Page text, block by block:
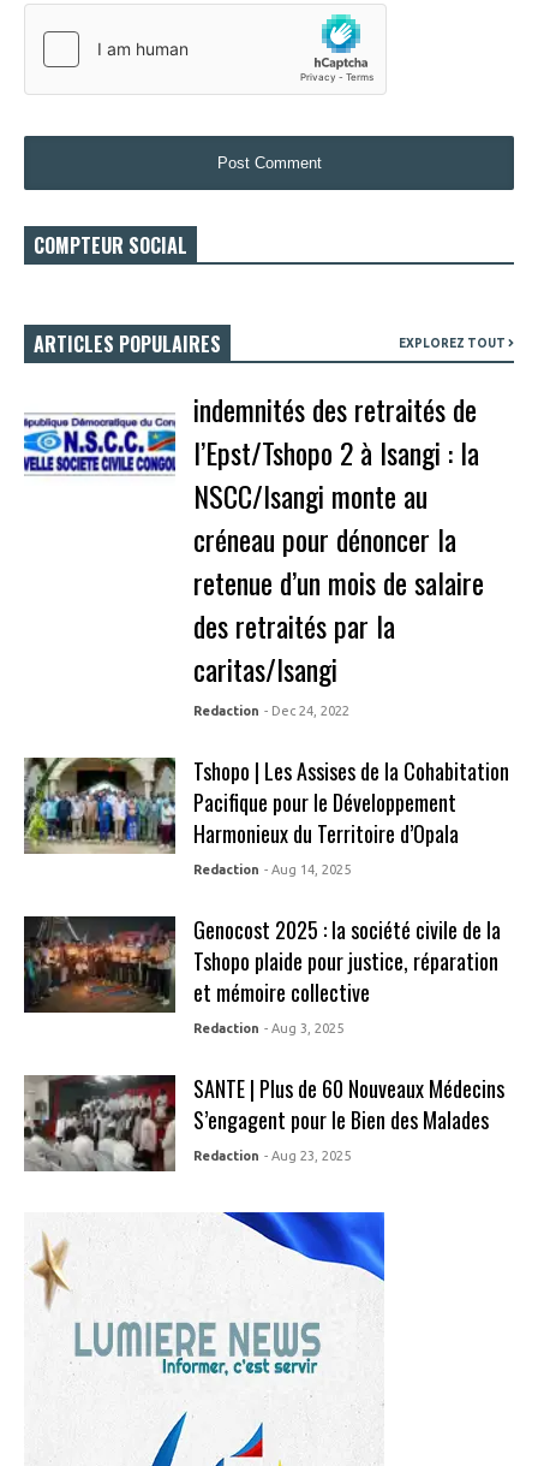
COMPTEUR SOCIAL
ARTICLES POPULAIRES EXPLOREZ TOUT
indemnités des retraités de
l’Epst/Tshopo 2 à Isangi : la
NSCC/Isangi monte au
créneau pour dénoncer la
retenue d’un mois de salaire
des retraités par la
caritas/Isangi
Redaction - Dec 24, 2022
Tshopo | Les Assises de la Cohabitation
Pacifique pour le Développement
Harmonieux du Territoire d’Opala
Redaction - Aug 14, 2025
Genocost 2025 : la société civile de la
Tshopo plaide pour justice, réparation
et mémoire collective
Redaction - Aug 3, 2025
SANTE | Plus de 60 Nouveaux Médecins
S’engagent pour le Bien des Malades
Redaction - Aug 23, 2025